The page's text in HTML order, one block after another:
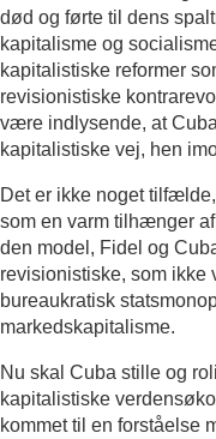
død og førte til dens
kapitalisme og
kapitalistiske reformer
revisionistiske
være indlysende, at
kapitalistiske vej, hen
Det er ikke noget
som en varm tilhænger
den model, Fidel og
revisionistiske, som ikke
bureaukratisk
markedskapitalisme.
Nu skal Cuba stille og
kapitalistiske
kommet til en forståelse